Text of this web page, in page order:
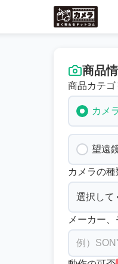
商品
商品カテゴ
カメ
望遠
カメラの種
メーカー